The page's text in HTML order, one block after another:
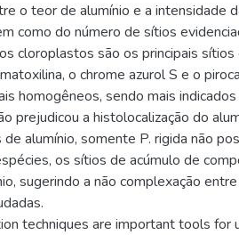
o teor de alumínio e a intensidade
como do número de sítios
cloroplastos são os principais
o chrome azurol S e o
homogêneos, sendo mais
prejudicou a histolocalização do
de alumínio, somente P. rigida não
os sítios de acúmulo de
sugerindo a não complexação
techniques are important tools for